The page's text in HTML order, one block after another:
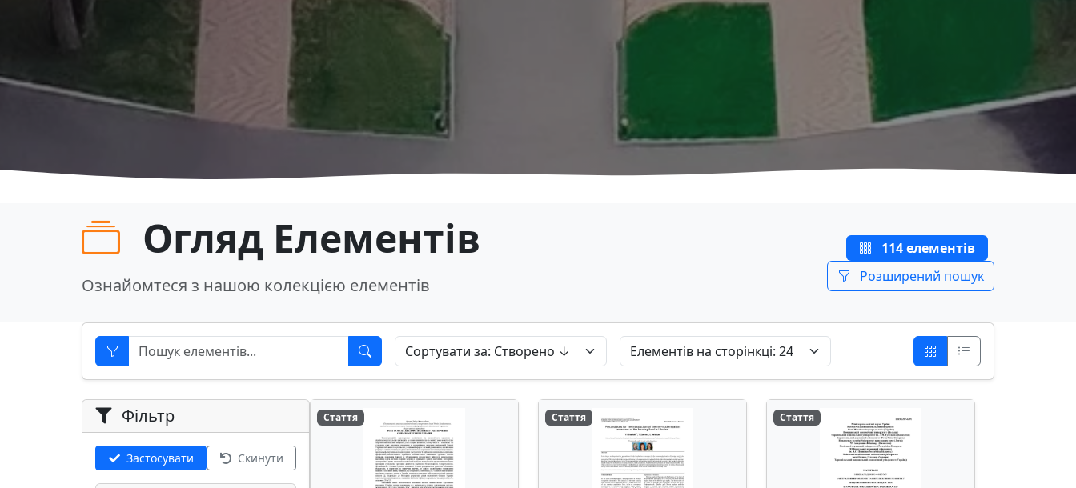
Огляд Елементів
Ознайомтеся з нашою колекцією елементів
114 елементів
Розширений пошук
Фільтр
Застосувати Скинути
Стаття Стаття Стаття